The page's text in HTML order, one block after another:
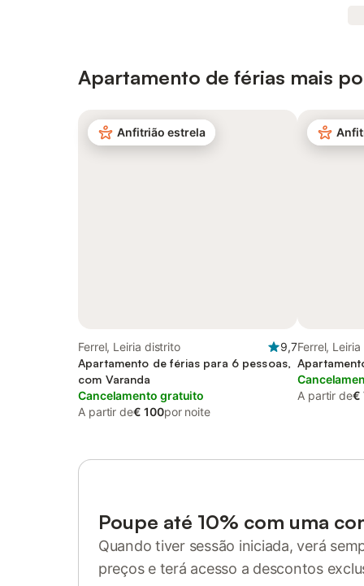
Apartamento de férias mais
Anfitrião estrela
Ferrel, Leiria distrito
9,7
Apartamento de férias para 6 pessoas,
com Varanda
Cancelamento gratuito
A partir de€ 100por noite
Ferrel,
A partir de€
Poupe até 10% com uma
Quando tiver sessão iniciada, verá
preços e terá acesso a descontos